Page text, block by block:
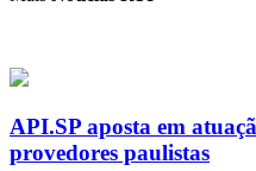
API.SP aposta em
provedores paulistas